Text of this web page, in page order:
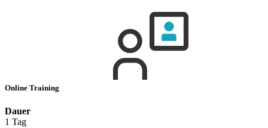
Online Training
Dauer
1 Tag